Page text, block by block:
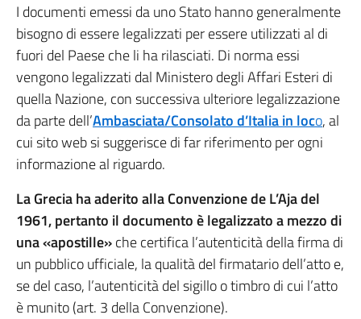
I documenti emessi da uno Stato hanno generalmente
bisogno di essere legalizzati per essere utilizzati al di
fuori del Paese che li ha rilasciati. Di norma essi
vengono legalizzati dal Ministero degli Affari Esteri di
quella Nazione, con successiva ulteriore legalizzazione
da parte dell’Ambasciata/Consolato d’Italia in loco, al
cui sito web si suggerisce di far riferimento per ogni
informazione al riguardo.
La Grecia ha aderito alla Convenzione de L’Aja del
1961, pertanto il documento è legalizzato a mezzo di
una «apostille»che certifica l’autenticità della firma di
un pubblico ufficiale, la qualità del firmatario dell’atto e,
se del caso, l’autenticità del sigillo o timbro di cui l’atto
è munito (art. 3 della Convenzione).